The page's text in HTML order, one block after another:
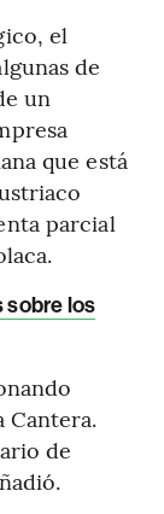
el
de
un
que está
parcial
sobre los
Cantera.
de